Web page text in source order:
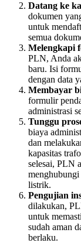
Datang ke
dokumen
untuk
semua
Melengkapi
PLN, Anda
baru. Isi
dengan data
Membayar
formulir
administrasi
Tunggu
biaya
dan
kapasitas
selesai, PLN
listrik.
Pengujian
dilakukan,
untuk
sudah aman
berlaku.